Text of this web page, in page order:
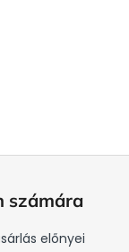
számára
előnyei